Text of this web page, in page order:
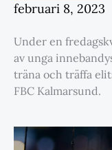
februari 8, 2023
Under en
av unga
träna och träffa
FBC Kalmarsund.